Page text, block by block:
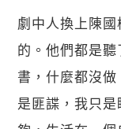
劇中人換上陳
的。他們都是
書，什麼都沒
是匪諜，我只